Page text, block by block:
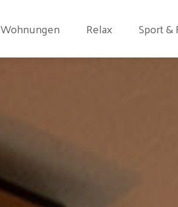
Wohnungen Relax Sport &